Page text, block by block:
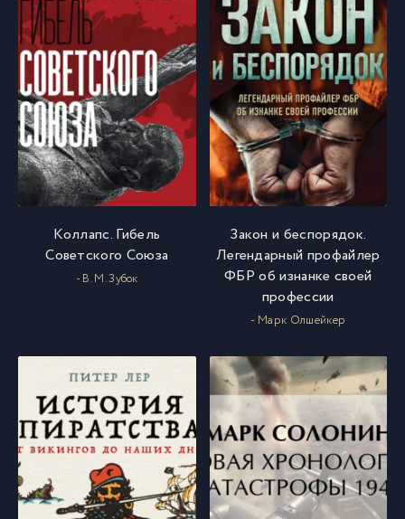
Коллапс. Гибель
Советского Союза
- В. М. Зубок
Закон и беспорядок.
Легендарный профайлер
ФБР об изнанке своей
профессии
- Марк Олшейкер